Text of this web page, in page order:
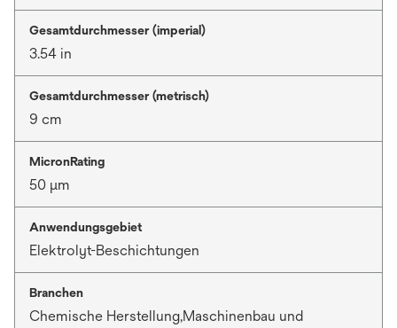
Gesamtdurchmesser (imperial)
3.54 in
Gesamtdurchmesser (metrisch)
9 cm
MicronRating
50 μm
Anwendungsgebiet
Elektrolyt-Beschichtungen
Branchen
Chemische Herstellung,Maschinenbau und